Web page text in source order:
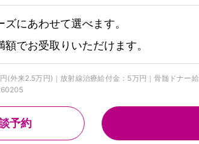
にあわせて選べます。
でお受取りいただけます。
外来2.5万円)｜放射線治療給付金：5万円｜骨髄ドナー
予約